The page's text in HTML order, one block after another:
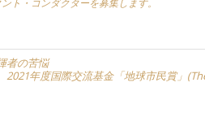
者の苦悩
年度国際交流基金「地球市民賞」